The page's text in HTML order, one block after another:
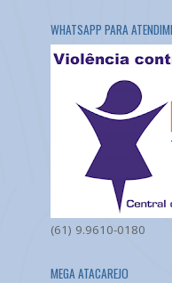
WHATSAPP PARA
(61) 9.9610-0180
MEGA ATACAREJO